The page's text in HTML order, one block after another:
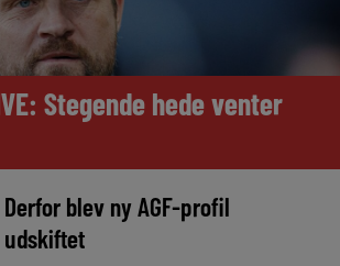
Stegende hede venter
Derfor blev ny AGF-profil
udskiftet